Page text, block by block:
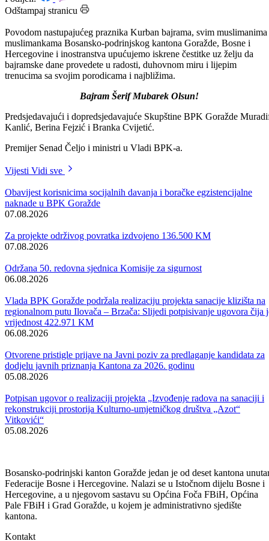
Datum: 27.05.2026.
Podijeli:
Odštampaj stranicu
Povodom nastupajućeg praznika Kurban bajrama, svim